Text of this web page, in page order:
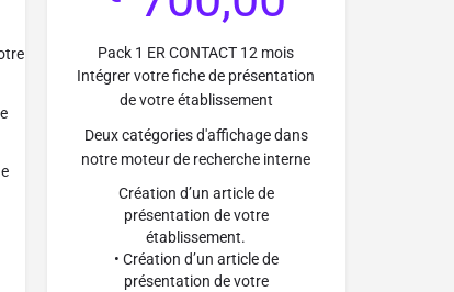
Pack 1 ER CONTACT 12 mois
Intégrer votre fiche de présentation
de votre établissement
Deux catégories d'affichage dans
notre moteur de recherche interne
Création d’un article de
présentation de votre
établissement.
• Création d’un article de
présentation de votre